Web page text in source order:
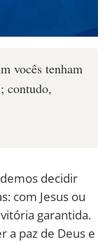
vocês tenham
contudo,
decidir
com Jesus ou
garantida.
a paz de Deus e